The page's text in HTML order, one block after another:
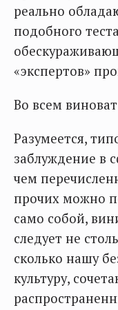
реально
подобного
«экспертов»
Во всем
Разумеется,
заблуждение в
чем
прочих можно
само собой,
следует не
сколько нашу
культуру,